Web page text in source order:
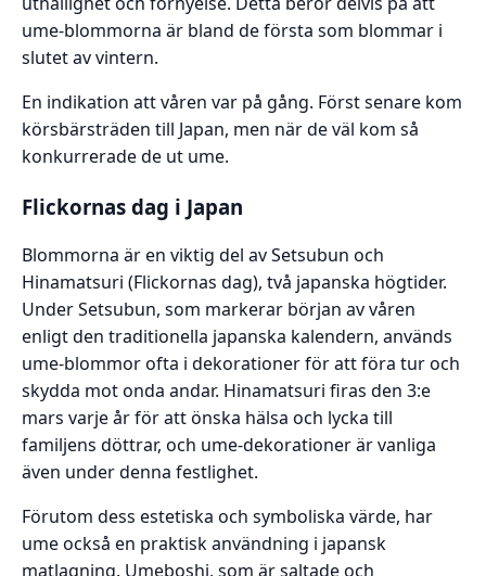
ume-blommorna är bland de första som blommar i
slutet av vintern.
En indikation att våren var på gång. Först senare kom
körsbärsträden till Japan, men när de väl kom så
konkurrerade de ut ume.
Flickornas dag i Japan
Blommorna är en viktig del av Setsubun och
Hinamatsuri (Flickornas dag), två japanska högtider.
Under Setsubun, som markerar början av våren
enligt den traditionella japanska kalendern, används
ume-blommor ofta i dekorationer för att föra tur och
skydda mot onda andar. Hinamatsuri firas den 3:e
mars varje år för att önska hälsa och lycka till
familjens döttrar, och ume-dekorationer är vanliga
även under denna festlighet.
Förutom dess estetiska och symboliska värde, har
ume också en praktisk användning i japansk
matlagning. Umeboshi, som är saltade och